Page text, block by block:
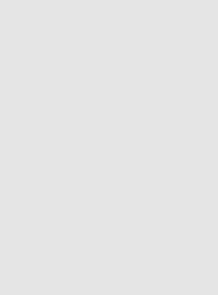
Geräte anhand von